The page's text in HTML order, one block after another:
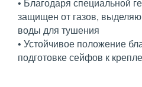
• Благодаря специальной
защищен от газов,
воды для тушения
• Устойчивое положение
подготовке сейфов к